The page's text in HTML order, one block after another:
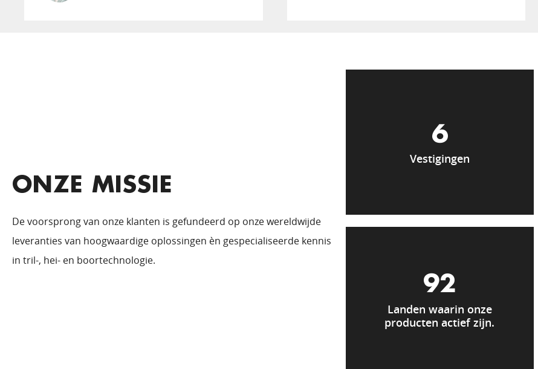
ONZE MISSIE
De voorsprong van onze klanten is gefundeerd op onze wereldwijde
leveranties van hoogwaardige oplossingen èn gespecialiseerde kennis
in tril-, hei- en boortechnologie.
6
Vestigingen
97
Landen waarin onze
producten actief zijn.